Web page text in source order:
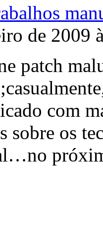
de 2009
patch
com
sobre os